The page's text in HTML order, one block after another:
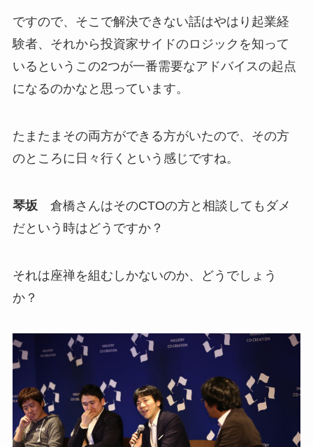
ですので、そこで解決できない話はやはり起業経
験者、それから投資家サイドのロジックを知って
いるというこの2つが一番需要なアドバイスの起点
になるのかなと思っています。
たまたまその両方ができる方がいたので、その方
のところに日々行くという感じですね。
琴坂 倉橋さんはそのCTOの方と相談してもダメ
だという時はどうですか？
それは座禅を組むしかないのか、どうでしょう
か？